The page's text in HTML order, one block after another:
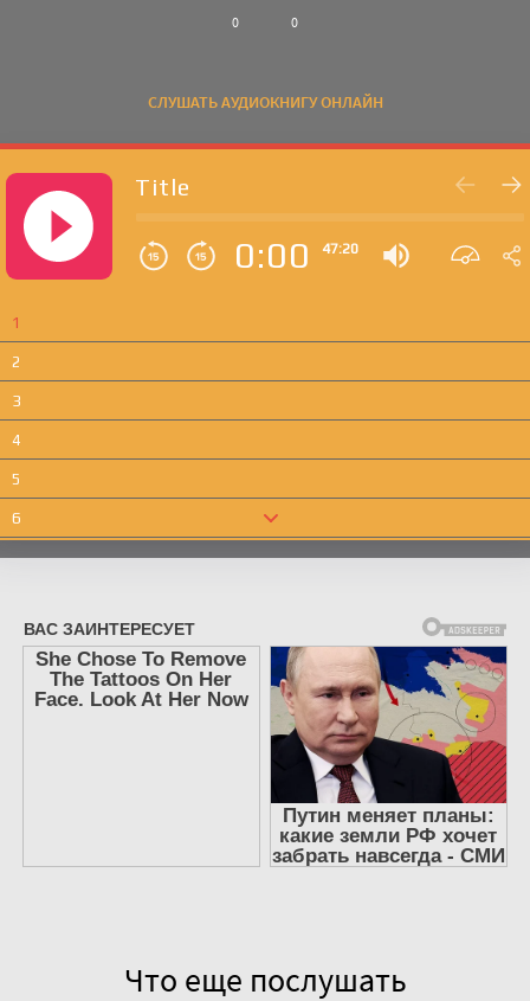
СЛУШАТЬ АУДИОКНИГУ ОНЛАЙН
0 0
Title
0:00 47:20
1
2
3
4
5
6
7
Что еще послушать